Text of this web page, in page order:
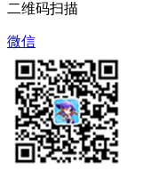
二维码扫描
微信